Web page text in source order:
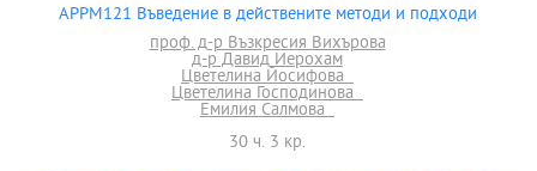
APPM121 Въведение в действените методи и подходи
проф. д-р Възкресия Вихърова
д-р Давид Иерохам
Цветелина Йосифова
Цветелина Господинова
Емилия Салмова
30 ч. 3 кр.